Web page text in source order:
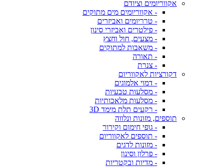
אקווריומים וציודם
- אקווריומים מים מתוקים
- טרריומים ואביזרים
- פילטרים ואביזרי סינון
- מצעים, חול וחצץ
- משאבות למתוקים
- תאורה
- צנרת
דקורציות לאקווריום
- דמוי אלמוגים
- מסלעות טבעיות
- מסלעות מלאכותיות
- רקעים תלת מימד 3D
תוספים, מזונות ונלווה
- גופי חימום וקירור
- תוספים לאקווריום
- מזונות לדגים
- פרלון וסינון
- מדיות ובקטריות